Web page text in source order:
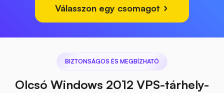
Válasszon egy csomagot
BIZTONSÁGOS ÉS MEGBÍZHATÓ
Olcsó Windows 2012 VPS-tárhely-